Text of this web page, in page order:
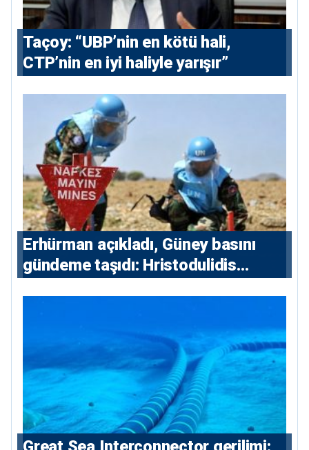
Taçoy: “UBP’nin en kötü hali,
CTP’nin en iyi haliyle yarışır”
Erhürman açıkladı, Güney basını
gündeme taşıdı: Hristodulidis